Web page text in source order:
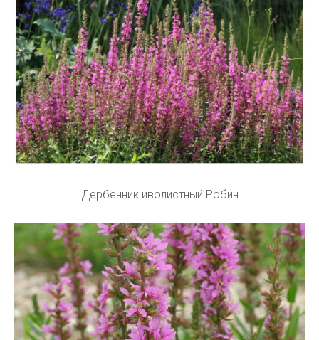
Дербенник иволистный Робин